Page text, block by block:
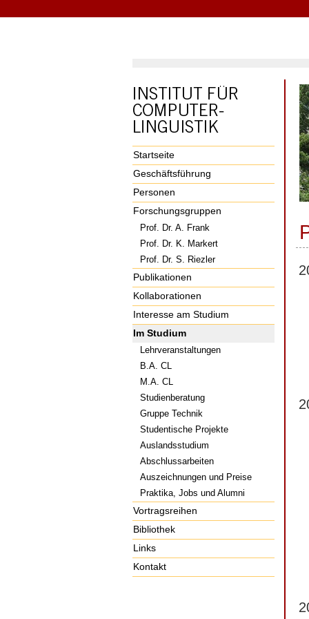
Startseite
Geschäftsführung
Personen
Forschungsgruppen
Prof. Dr. A. Frank
Prof. Dr. K. Markert
Prof. Dr. S. Riezler
Publikationen
Kollaborationen
Interesse am Studium
Im Studium
Lehrveranstaltungen
B.A. CL
M.A. CL
Studienberatung
Gruppe Technik
Studentische Projekte
Auslandsstudium
Abschlussarbeiten
Auszeichnungen und Preise
Praktika, Jobs und Alumni
Vortragsreihen
Bibliothek
Links
Kontakt